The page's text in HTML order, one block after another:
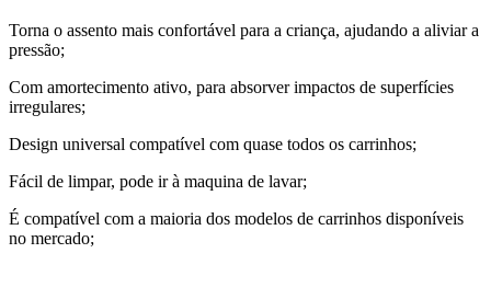
Torna o assento mais confortável para a criança, ajudando a aliviar a
pressão;
Com amortecimento ativo, para absorver impactos de superfícies
irregulares;
Design universal compatível com quase todos os carrinhos;
Fácil de limpar, pode ir à maquina de lavar;
É compatível com a maioria dos modelos de carrinhos disponíveis
no mercado;